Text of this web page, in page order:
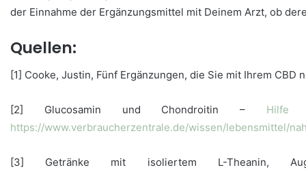
der Einnahme der Ergänzungsmittel mit Deinem Arzt, ob
Quellen:
[1] Cooke, Justin, Fünf Ergänzungen, die Sie mit Ihrem
[2] Glucosamin und Chondroitin – Hilfe
https://www.verbraucherzentrale.de/wissen/lebensmittel/
[3] Getränke mit isoliertem L-Theanin,